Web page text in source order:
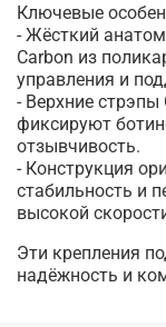
Ключевые
- Жёсткий
Carbon из
управления и
- Верхние
фиксируют
отзывчивость.
- Конструкция
стабильность и
высокой
Эти крепления
надёжность и